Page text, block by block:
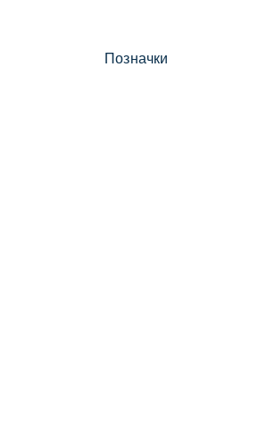
Позначки